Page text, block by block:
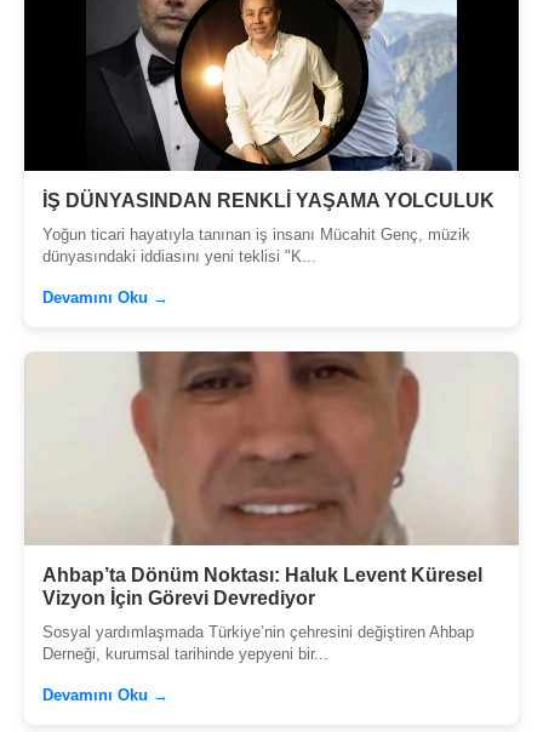
İŞ DÜNYASINDAN RENKLİ YAŞAMA YOLCULUK
Yoğun ticari hayatıyla tanınan iş insanı Mücahit Genç, müzik
dünyasındaki iddiasını yeni teklisi "K...
Devamını Oku →
Ahbap’ta Dönüm Noktası: Haluk Levent Küresel
Vizyon İçin Görevi Devrediyor
Sosyal yardımlaşmada Türkiye’nin çehresini değiştiren Ahbap
Derneği, kurumsal tarihinde yepyeni bir...
Devamını Oku →